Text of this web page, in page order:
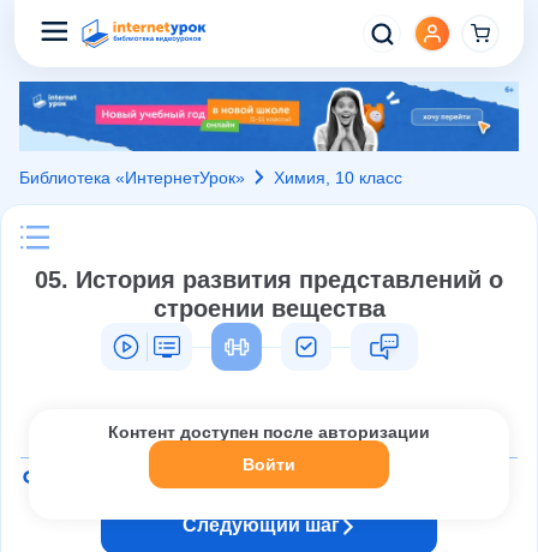
Библиотека «ИнтернетУрок» Химия, 10 класс
05. История развития представлений о
строении вещества
Контент доступен после авторизации
Войти
Следующий шаг